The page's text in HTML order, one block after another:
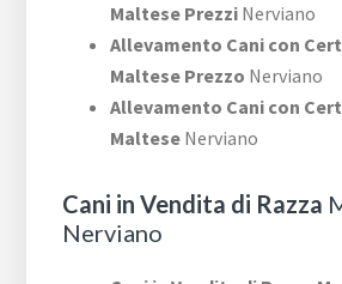
Maltese Prezzi Nerviano
Allevamento Cani con
Maltese Prezzo Nerviano
Allevamento Cani con
Maltese Nerviano
Cani in Vendita di Razza
Nerviano